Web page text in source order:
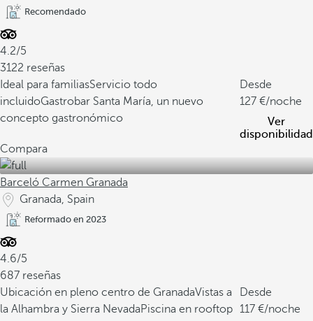
Recomendado
4.2/5
3122 reseñas
Ideal para familiasServicio todo
incluidoGastrobar Santa María, un nuevo
concepto gastronómico
Desde
127
/noche
Ver
disponibilidad
Compara
Barceló Carmen Granada
Granada, Spain
Reformado en 2023
4.6/5
687 reseñas
Ubicación en pleno centro de GranadaVistas a
la Alhambra y Sierra NevadaPiscina en rooftop
Desde
117
/noche